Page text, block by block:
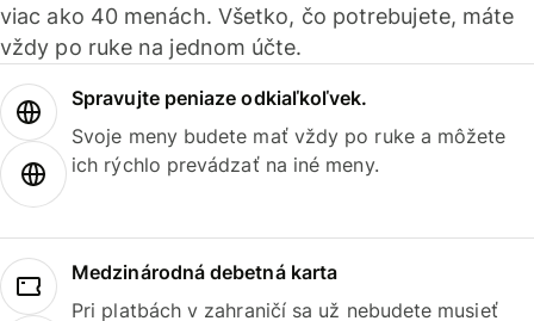
viac ako 40 menách. Všetko, čo potrebujete, máte
vždy po ruke na jednom účte.
Spravujte peniaze odkiaľkoľvek.
Svoje meny budete mať vždy po ruke a môžete
ich rýchlo prevádzať na iné meny.
Medzinárodná debetná karta
Pri platbách v zahraničí sa už nebudete musieť